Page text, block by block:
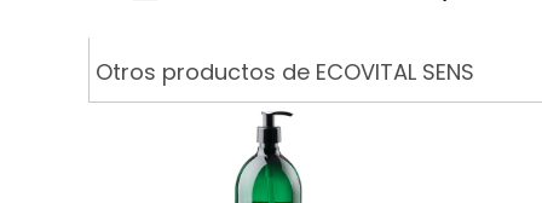
Otros productos de ECOVITAL SENS